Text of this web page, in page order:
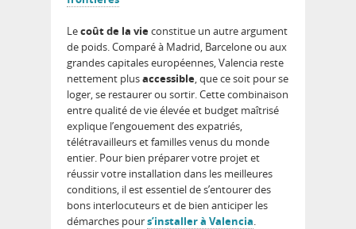
Lecoût de la vieconstitue un autre argument
de poids. Comparé à Madrid, Barcelone ou aux
grandes capitales européennes, Valencia reste
nettement plusaccessible, que ce soit pour se
loger, se restaurer ou sortir. Cette combinaison
entre qualité de vie élevée et budget maîtrisé
explique l’engouement des expatriés,
télétravailleurs et familles venus du monde
entier. Pour bien préparer votre projet et
réussir votre installation dans les meilleures
conditions, il est essentiel de s’entourer des
bons interlocuteurs et de bien anticiper les
démarches pours’installer à Valencia.